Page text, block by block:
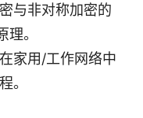
与非对称加密的
。
家用/工作网络中
。